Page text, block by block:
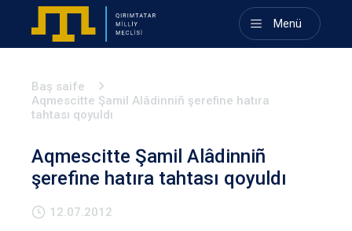
Menü
Baş saife
Aqmescitte Şamil Alâdinniñ şerefine hatıra
tahtası qoyuldı
Aqmescitte Şamil Alâdinniñ
şerefine hatıra tahtası qoyuldı
12.07.2012